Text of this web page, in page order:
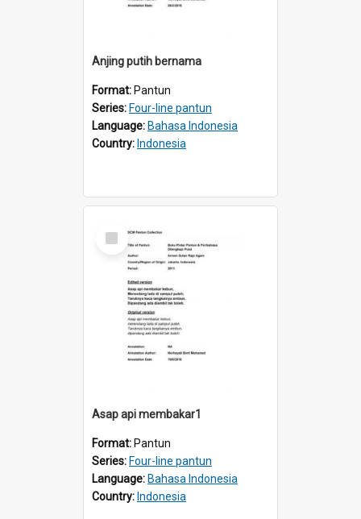
Anjing putih bernama
Format: Pantun
Series: Four-line pantun
Language: Bahasa Indonesia
Country: Indonesia
Select
Item
Asap api membakar1
Format: Pantun
Series: Four-line pantun
Language: Bahasa Indonesia
Country: Indonesia